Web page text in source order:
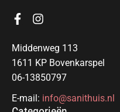
Middenweg 113
1611 KP Bovenkarspel
06-13850797
E-mail: info@sanithuis.nl